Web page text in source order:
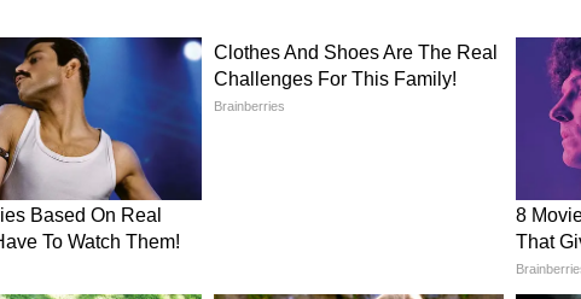
से तूफानी हवाएं चल सकती हैं। जिन जिलों को
नगर), मुजफ्फरनगर, मेरठ, शाहजहांपुर,
आजमगढ़, वाराणसी, गोरखपुर और प्रयागराज
और रात का तापमान 30°C के आस-पास
रहेगा?